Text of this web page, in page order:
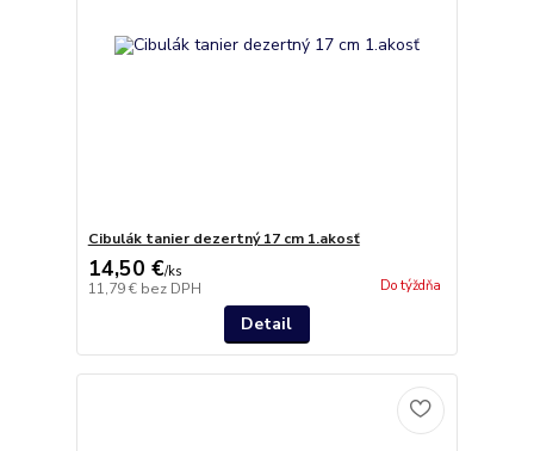
Cibulák tanier dezertný 17 cm 1.akosť
14,50 €/ks
11,79 € bez DPH Do týždňa
Detail